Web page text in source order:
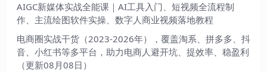
AIGC新媒体实战全能课｜AI工具入门、短视频全流程制
作、主流绘图软件实操、数字人商业视频落地教程
电商圈实战干货（2023-2026年），覆盖淘系、拼多多、抖
音、小红书等多平台，助力电商人避开坑、提效率、稳盈利
（更新08月08日）